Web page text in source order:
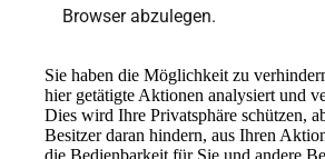
Browser abzulegen.